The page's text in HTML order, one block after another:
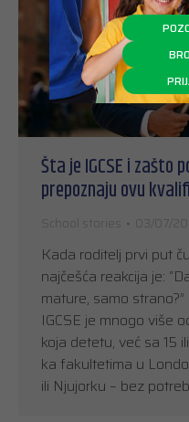
Šta je IGCSE i zašto
prepoznaju ovu
School stories 03/07/
Kada roditelj prvi put
najčešća reakcija je:
mature, samo
IGCSE je mnogo više
koja detetu, već sa 15
ka fakultetima u
ili Njujorku – bez